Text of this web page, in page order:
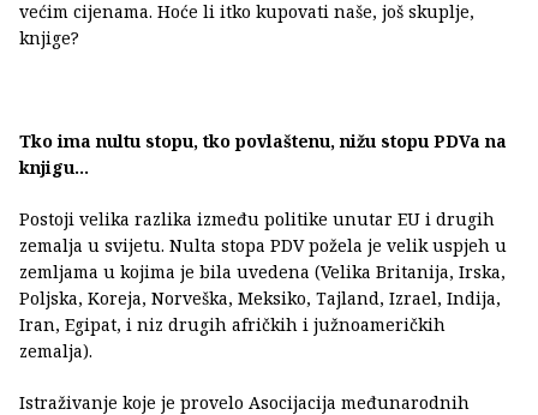
većim cijenama. Hoće li itko kupovati naše, još skuplje,
knjige?
Tko ima nultu stopu, tko povlaštenu, nižu stopu PDVa na
knjigu...
Postoji velika razlika između politike unutar EU i drugih
zemalja u svijetu. Nulta stopa PDV požela je velik uspjeh u
zemljama u kojima je bila uvedena (Velika Britanija, Irska,
Poljska, Koreja, Norveška, Meksiko, Tajland, Izrael, Indija,
Iran, Egipat, i niz drugih afričkih i južnoameričkih
zemalja).
Istraživanje koje je provelo Asocijacija međunarodnih